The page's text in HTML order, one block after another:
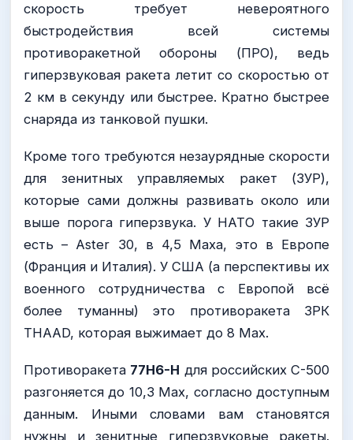
скорость требует невероятного
быстродействия всей системы
противоракетной обороны (ПРО), ведь
гиперзвуковая ракета летит со скоростью от
2 км в секунду или быстрее. Кратно быстрее
снаряда из танковой пушки.
Кроме того требуются незаурядные скорости
для зенитных управляемых ракет (ЗУР),
которые сами должны развивать около или
выше порога гиперзвука. У НАТО такие ЗУР
есть – Aster 30, в 4,5 Маха, это в Европе
(Франция и Италия). У США (а перспективы их
военного сотрудничества с Европой всё
более туманны) это противоракета ЗРК
THAAD, которая выжимает до 8 Мах.
Противоракета 77Н6-Н для российских С-500
разгоняется до 10,3 Мах, согласно доступным
данным. Иными словами вам становятся
нужны и зенитные гиперзвуковые ракеты.